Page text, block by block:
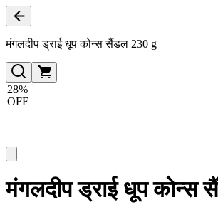
मंगलदीप ड्राई धूप कोन्स सैंडल 230 g
28%
OFF
मंगलदीप ड्राई धूप कोन्स